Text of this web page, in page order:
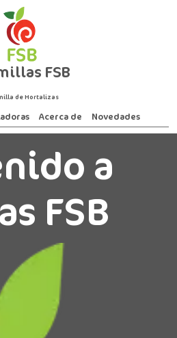
FSB
de Hortalizas
Acerca de Novedades
a
FSB